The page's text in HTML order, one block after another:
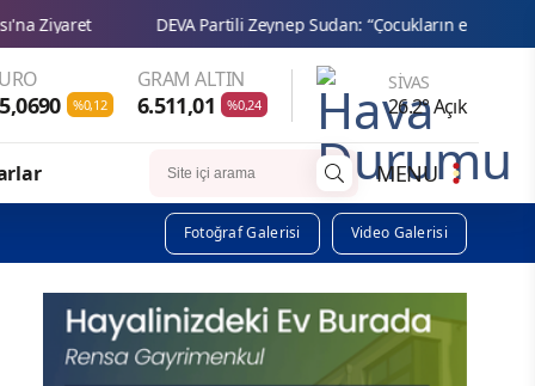
DEVA Partili Zeynep Sudan: “Çocukların eğitim hakkı ailelerin
%0,12
GRAM ALTIN
6.511,01 %0,24
SIVAS
26.2° Açık
MENU
Fotoğraf Galerisi Video Galerisi